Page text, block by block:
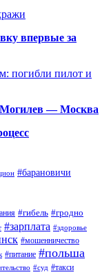
впервые за
погибли пилот и
Могилев — Москва
#барановичи
#гибель #гродно
#зарплата #здоровье
#мошенничество
#питание #польша
#суд #такси